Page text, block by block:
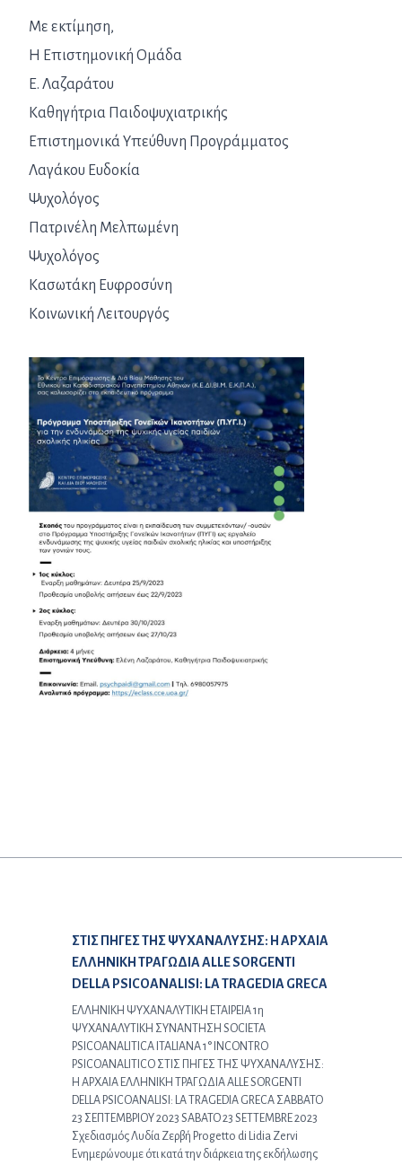
Με εκτίμηση,
Η Επιστημονική Ομάδα
Ε. Λαζαράτου
Καθηγήτρια Παιδοψυχιατρικής
Επιστημονικά Υπεύθυνη Προγράμματος
Λαγάκου Ευδοκία
Ψυχολόγος
Πατρινέλη Μελπωμένη
Ψυχολόγος
Κασωτάκη Ευφροσύνη
Κοινωνική Λειτουργός
Προηγούμενο άρθρο:
ΣΤΙΣ ΠΗΓΕΣ ΤΗΣ ΨΥΧΑΝΑΛΥΣΗΣ: Η ΑΡΧΑΙΑ
ΕΛΛΗΝΙΚΗ ΤΡΑΓΩΔΙΑ ALLE SORGENTI
DELLA PSICOANALISI: LA TRAGEDIA GRECA
ΕΛΛΗΝΙΚΗ ΨΥΧΑΝΑΛΥΤΙΚΗ ΕΤΑΙΡΕΙΑ 1η
ΨΥΧΑΝΑΛΥΤΙΚΗ ΣΥΝΑΝΤΗΣΗ SOCIETA
PSICOANALITICA ITALIANA 1° INCONTRO
PSICOANALITICO ΣΤΙΣ ΠΗΓΕΣ ΤΗΣ ΨΥΧΑΝΑΛΥΣΗΣ:
Η ΑΡΧΑΙΑ ΕΛΛΗΝΙΚΗ ΤΡΑΓΩΔΙΑ ALLE SORGENTI
DELLA PSICOANALISI: LA TRAGEDIA GRECA ΣΑΒΒΑΤΟ
23 ΣΕΠΤΕΜΒΡΙΟΥ 2023 SABATO 23 SETTEMBRE 2023
Σχεδιασμός Λυδία Ζερβή Progetto di Lidia Zervi
Ενημερώνουμε ότι κατά την διάρκεια της εκδήλωσης